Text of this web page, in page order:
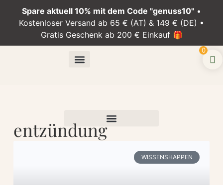
0
Spare aktuell 10% mit dem Code "genuss10" •
Kostenloser Versand ab 65 € (AT) & 149 € (DE) •
Gratis Geschenk ab 200 € Einkauf 🎁
entzündung
WISSENSHAPPEN